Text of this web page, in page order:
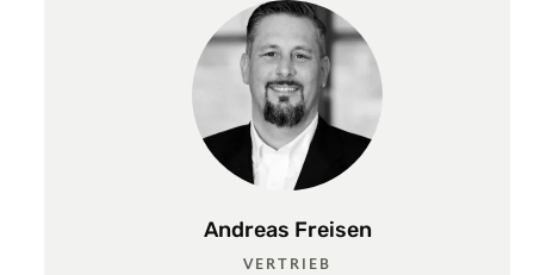
Andreas Freisen
VERTRIEB